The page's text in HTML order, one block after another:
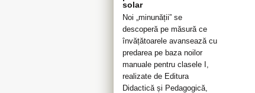
solar
Noi „minunății” se
descoperă pe măsură ce
învățătoarele avansează cu
predarea pe baza noilor
manuale pentru clasele I,
realizate de Editura
Didactică și Pedagogică,